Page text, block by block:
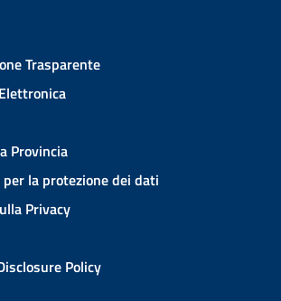
Trasparente
Provincia
la protezione dei dati
Privacy
Policy